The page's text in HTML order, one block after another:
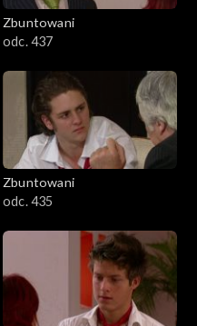
Zbuntowani
odc. 437
Zbuntowani
odc. 435